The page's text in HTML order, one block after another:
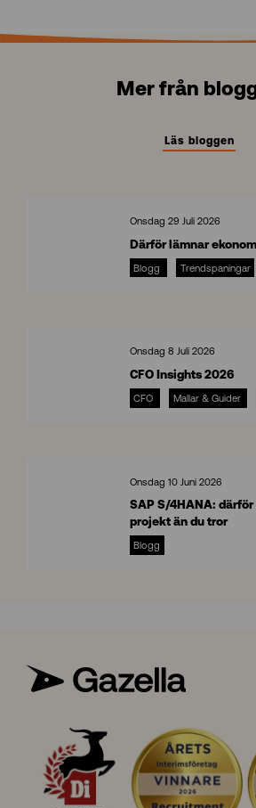
Mer från
Läs bloggen
Onsdag 29 Juli 2026
Därför lämnar
Blogg Trendspaningar
Onsdag 8 Juli 2026
CFO Insights 2026
CFO Mallar & Guider
A
Onsdag 10 Juni 2026
SAP S/4HANA:
projekt än du tror
Blogg